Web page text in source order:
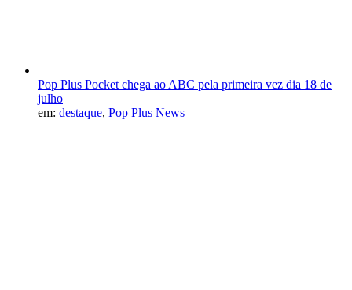
Pop Plus Pocket chega ao ABC pela primeira vez dia 18 de
julho
em: destaque, Pop Plus News